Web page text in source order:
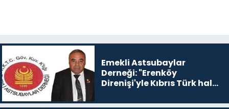
Emekli Astsubaylar
Derneği: "Erenköy
Direnişi'yle Kıbrıs Türk halkı
vazgeçmeyeceğini